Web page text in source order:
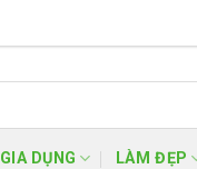
GIA DỤNG LÀM ĐẸP